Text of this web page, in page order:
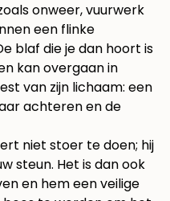
onweer, vuurwerk
een flinke
blaf die je dan hoort is
kan overgaan in
van zijn lichaam: een
achteren en de
niet stoer te doen; hij
steun. Het is dan ook
en hem een veilige